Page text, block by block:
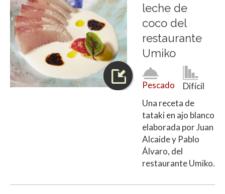
leche de
coco del
restaurante
Umiko
Pescado
Difícil
Una receta de
tataki en ajo blanco
elaborada por Juan
Alcaide y Pablo
Álvaro, del
restaurante Umiko.